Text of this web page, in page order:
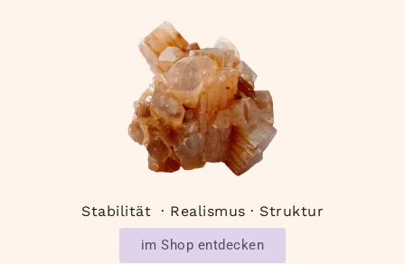
Stabilität · Realismus · Struktur
im Shop entdecken